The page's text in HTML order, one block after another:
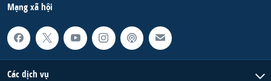
Mạng xã hội
Các dịch vụ